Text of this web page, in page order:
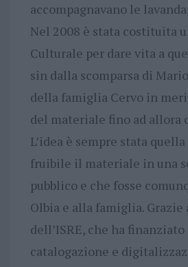
accompagnavano le
Nel 2008 è stata costituita
Culturale per dare vita a
sin dalla scomparsa di
della famiglia Cervo in
del materiale fino ad allora
L’idea è sempre stata
fruibile il materiale in una
pubblico e che fosse
Olbia e alla famiglia.
dell’ISRE, che ha
catalogazione e